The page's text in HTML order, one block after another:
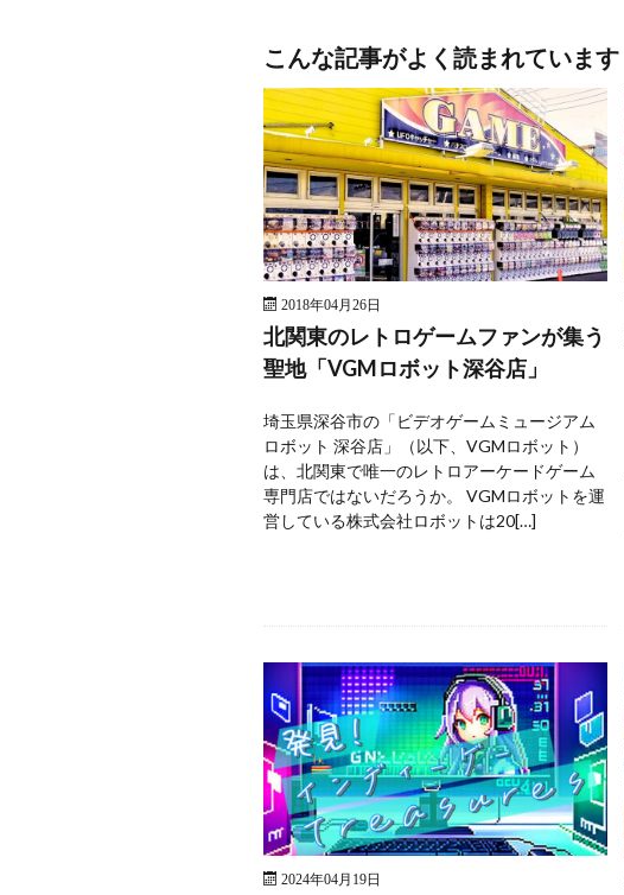
こんな記事がよく読まれています
2018年04月26日
北関東のレトロゲームファンが集う
聖地「VGMロボット深谷店」
埼玉県深谷市の「ビデオゲームミュージアム
ロボット 深谷店」（以下、VGMロボット）
は、北関東で唯一のレトロアーケードゲーム
専門店ではないだろうか。 VGMロボットを運
営している株式会社ロボットは20[…]
2024年04月19日